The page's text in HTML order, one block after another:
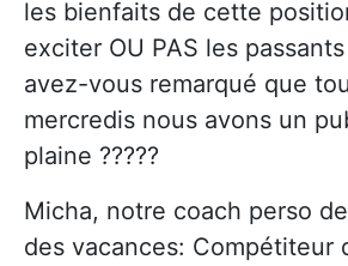
les bienfaits de cette
exciter OU PAS les
avez-vous remarqué que
mercredis nous avons un
plaine ?????
Micha, notre coach perso
des vacances: Compétiteur